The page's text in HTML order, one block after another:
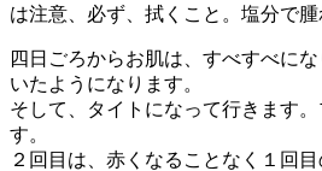
は注意、必ず、拭くこと。塩分で腫
四日ごろからお肌は、すべすべに
いたようになります。
そして、タイトになって行きます
す。
２回目は、赤くなることなく１回